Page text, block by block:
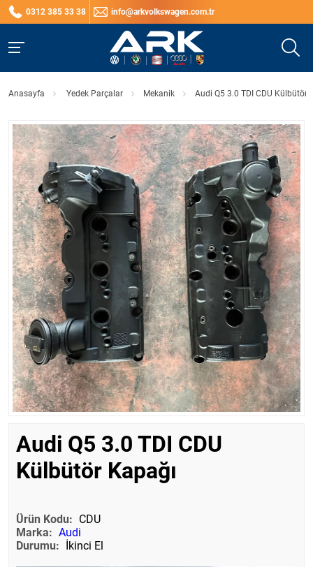
0312 385 33 38 info@arkvolkswagen.com.tr
Anasayfa Yedek Parçalar Mekanik Audi Q5 3.0 TDI CDU Külbütör
Audi Q5 3.0 TDI CDU
Külbütör Kapağı
Ürün Kodu: CDU
Marka: Audi
Durumu: İkinci El